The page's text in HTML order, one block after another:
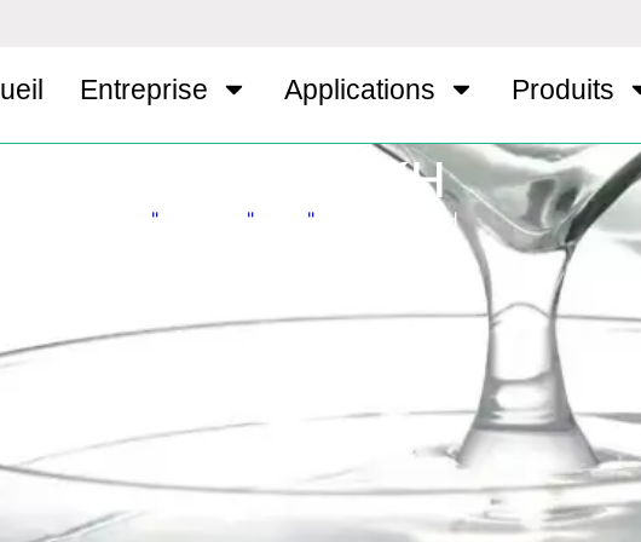
Entreprise Applications Produits
HEC-NC100KH
" " " HEC-NC100KH